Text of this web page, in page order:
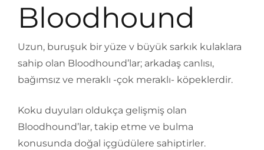
Bloodhound
Uzun, buruşuk bir yüze v büyük sarkık kulaklara
sahip olan Bloodhound’lar; arkadaş canlısı,
bağımsız ve meraklı -çok meraklı- köpeklerdir.
Koku duyuları oldukça gelişmiş olan
Bloodhound’lar, takip etme ve bulma
konusunda doğal içgüdülere sahiptirler.